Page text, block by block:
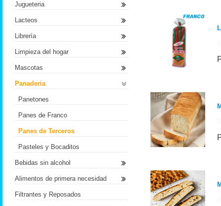
Jugueteria
Lacteos
Librería
Limpieza del hogar
Mascotas
Panaderia
Panetones
Panes de Franco
Panes de Terceros
Pasteles y Bocaditos
Bebidas sin alcohol
Alimentos de primera necesidad
Filtrantes y Reposados